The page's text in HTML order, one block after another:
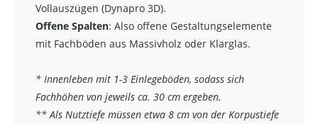
Vollauszügen (Dynapro 3D).
Offene Spalten: Also offene Gestaltungselemente
mit Fachböden aus Massivholz oder Klarglas.
* Innenleben mit 1-3 Einlegeböden, sodass sich
Fachhöhen von jeweils ca. 30 cm ergeben.
** Als Nutztiefe müssen etwa 8 cm von der Korpustiefe